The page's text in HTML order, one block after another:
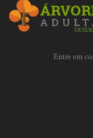
Entre em